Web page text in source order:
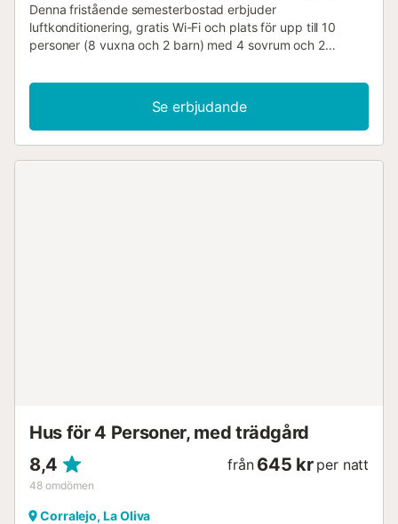
Denna fristående semesterbostad erbjuder
luftkonditionering, gratis Wi-Fi och plats för upp till 10
personer (8 vuxna och 2 barn) med 4 sovrum och 2
stranden och restauranger. Planlösning Det fjärde
sovrummet nås separat via trädgården / parkeringsplatsen
och har en våningssäng lämplig för två vuxna. Observera
att detta rum inte har eget badrum; gästerna måste
änden = 1,0m Väderstreck: Norrläge Poolens åtkomst:
Romerska tra...
Se erbjudande
Hus för 4 Personer, med trädgård
8,4
48 omdömen
från 645 kr per natt
Corralejo, La Oliva